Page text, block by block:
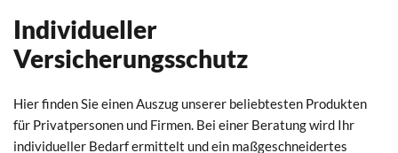
Individueller
Versicherungsschutz
Hier finden Sie einen Auszug unserer beliebtesten Produkten
für Privatpersonen und Firmen. Bei einer Beratung wird Ihr
individueller Bedarf ermittelt und ein maßgeschneidertes